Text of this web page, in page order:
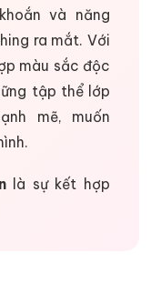
và năng
ra mắt. Với
màu sắc độc
tập thể lớp
mẽ, muốn
là sự kết hợp